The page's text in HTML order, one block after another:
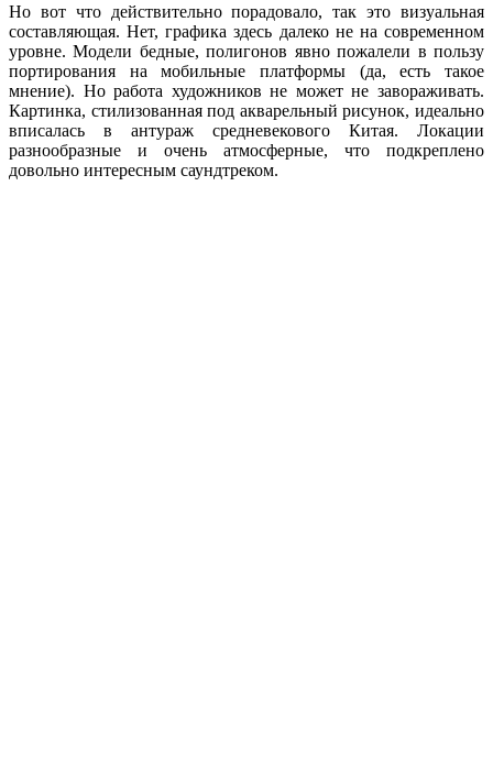
Но вот что действительно порадовало, так это визуальная
составляющая. Нет, графика здесь далеко не на современном
уровне. Модели бедные, полигонов явно пожалели в пользу
портирования на мобильные платформы (да, есть такое
мнение). Но работа художников не может не завораживать.
Картинка, стилизованная под акварельный рисунок, идеально
вписалась в антураж средневекового Китая. Локации
разнообразные и очень атмосферные, что подкреплено
довольно интересным саундтреком.